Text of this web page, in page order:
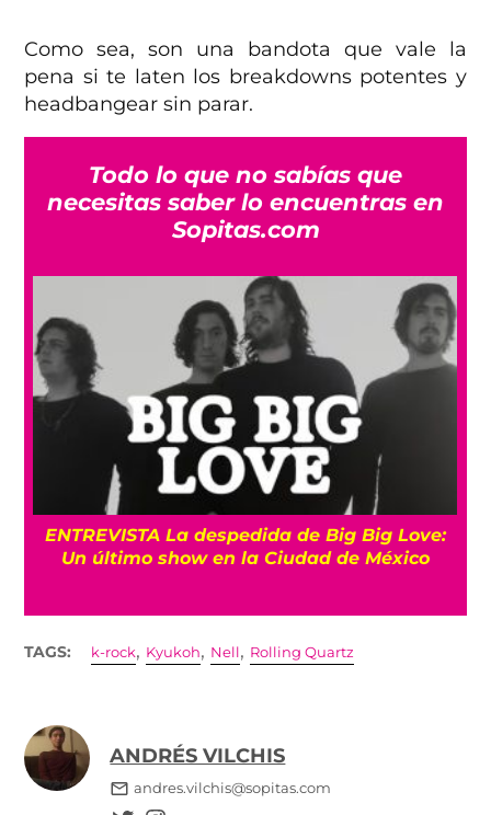
Como sea, son una bandota que vale la
pena si te laten los breakdowns potentes y
headbangear sin parar.
Todo lo que no sabías que
necesitas saber lo encuentras en
Sopitas.com
ENTREVISTA La despedida de Big Big Love:
Un último show en la Ciudad de México
TAGS: k-rock, Kyukoh, Nell, Rolling Quartz
ANDRÉS VILCHIS
andres.vilchis@sopitas.com